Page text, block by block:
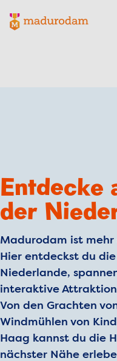
Madurodam-Logo, zur
Entdecke
der
Madurodam ist
Hier entdeckst du
Niederlande,
interaktive
Von den Grachten
Windmühlen von
Haag kannst du die
nächster Nähe